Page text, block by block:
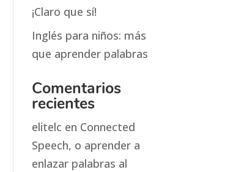
¡Claro que sí!
Inglés para niños: más
que aprender palabras
Comentarios
recientes
elitelc en Connected
Speech, o aprender a
enlazar palabras al